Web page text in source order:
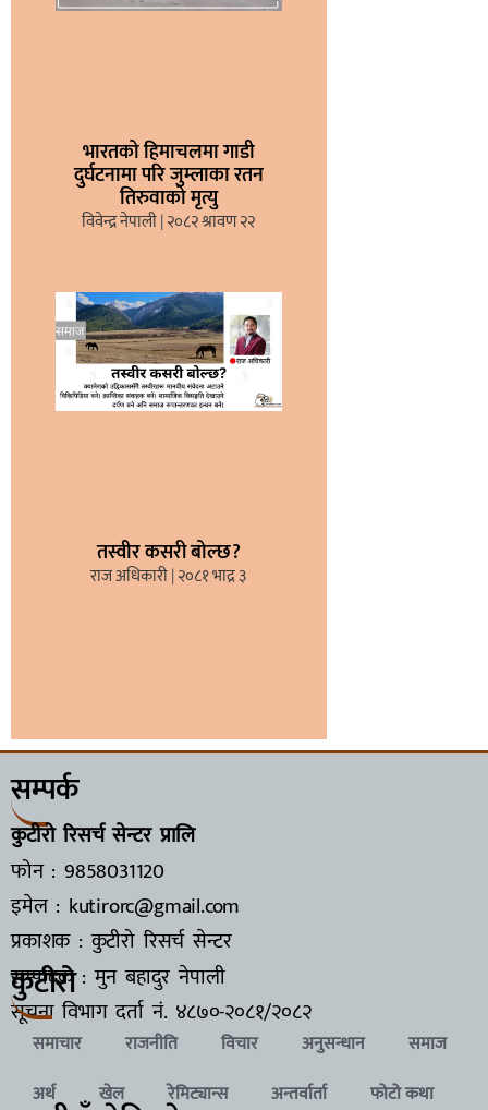
भारतको हिमाचलमा गाडी
दुर्घटनामा परि जुम्लाका रतन
तिरुवाको मृत्यु
विवेन्द्र नेपाली २०८२ श्रावण २२
तस्वीर कसरी बोल्छ?
राज अधिकारी २०८१ भाद्र ३
सम्पर्क
कुटीरो रिसर्च सेन्टर प्रालि
फोन : 9858031120
इमेल : kutirorc@gmail.com
प्रकाशक : कुटीरो रिसर्च सेन्टर
सम्पादक : मुन बहादुर नेपाली
सूचना विभाग दर्ता नं. ४८७०-२०८१/२०८२
कुटीरो
समाचार राजनीति विचार अनुसन्धान
समाज
अर्थ
खेल रेमिट्यान्स अन्तर्वार्ता फोटो कथा